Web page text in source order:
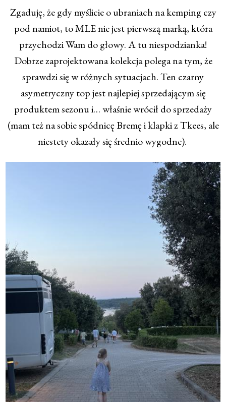
Zgaduję, że gdy myślicie o ubraniach na kemping czy
pod namiot, to MLE nie jest pierwszą marką, która
przychodzi Wam do głowy. A tu niespodzianka!
Dobrze zaprojektowana kolekcja polega na tym, że
sprawdzi się w różnych sytuacjach. Ten czarny
asymetryczny top jest najlepiej sprzedającym się
produktem sezonu i… właśnie wrócił do sprzedaży
(mam też na sobie spódnicę Bremę i klapki z Tkees, ale
niestety okazały się średnio wygodne).